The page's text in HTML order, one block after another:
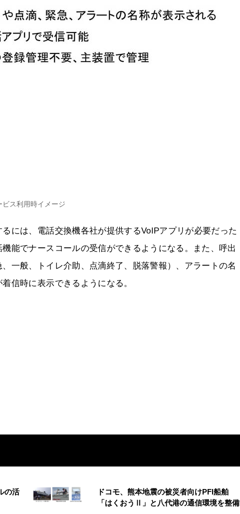
ビス利用時イメージ
には、電話交換機各社が提供するVoIPアプリが必要だった
能でナースコールの受信ができるようになる。また、呼出
一般、トイレ介助、点滴終了、脱落警報）、アラートの名
信時に表示できるようになる。
の活
ドコモ、熊本地震の被災者向けPFI船舶
「はくおうⅡ」と八代港の通信環境を整備